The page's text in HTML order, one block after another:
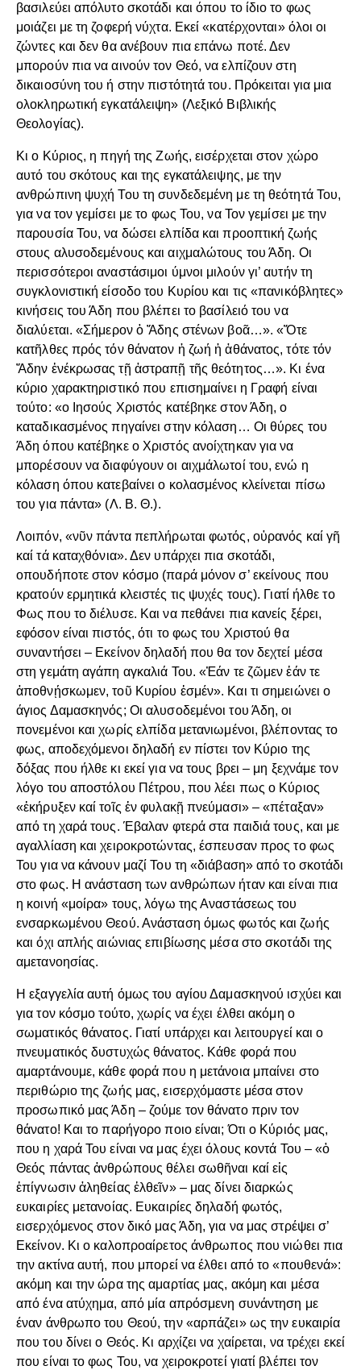
βασιλεύει απόλυτο σκοτάδι και όπου το ίδιο το φως
μοιάζει με τη ζοφερή νύχτα. Εκεί «κατέρχονται» όλοι οι
ζώντες και δεν θα ανέβουν πια επάνω ποτέ. Δεν
μπορούν πια να αινούν τον Θεό, να ελπίζουν στη
δικαιοσύνη του ή στην πιστότητά του. Πρόκειται για μια
ολοκληρωτική εγκατάλειψη» (Λεξικό Βιβλικής
Θεολογίας).
Κι ο Κύριος, η πηγή της Ζωής, εισέρχεται στον χώρο
αυτό του σκότους και της εγκατάλειψης, με την
ανθρώπινη ψυχή Του τη συνδεδεμένη με τη θεότητά Του,
για να τον γεμίσει με το φως Του, να Τον γεμίσει με την
παρουσία Του, να δώσει ελπίδα και προοπτική ζωής
στους αλυσοδεμένους και αιχμαλώτους του Άδη. Οι
περισσότεροι αναστάσιμοι ύμνοι μιλούν γι’ αυτήν τη
συγκλονιστική είσοδο του Κυρίου και τις «πανικόβλητες»
κινήσεις του Άδη που βλέπει το βασίλειό του να
διαλύεται. «Σήμερον ὁ Ἄδης στένων βοᾶ…». «Ὅτε
κατῆλθες πρός τόν θάνατον ἡ ζωή ἡ ἀθάνατος, τότε τόν
Ἄδην ἐνέκρωσας τῇ ἀστραπῇ τῆς θεότητος…». Κι ένα
κύριο χαρακτηριστικό που επισημαίνει η Γραφή είναι
τούτο: «ο Ιησούς Χριστός κατέβηκε στον Άδη, ο
καταδικασμένος πηγαίνει στην κόλαση… Οι θύρες του
Άδη όπου κατέβηκε ο Χριστός ανοίχτηκαν για να
μπορέσουν να διαφύγουν οι αιχμάλωτοί του, ενώ η
κόλαση όπου κατεβαίνει ο κολασμένος κλείνεται πίσω
του για πάντα» (Λ. Β. Θ.).
Λοιπόν, «νῦν πάντα πεπλήρωται φωτός, οὐρανός καί γῆ
καί τά καταχθόνια». Δεν υπάρχει πια σκοτάδι,
οπουδήποτε στον κόσμο (παρά μόνον σ’ εκείνους που
κρατούν ερμητικά κλειστές τις ψυχές τους). Γιατί ήλθε το
Φως που το διέλυσε. Και να πεθάνει πια κανείς ξέρει,
εφόσον είναι πιστός, ότι το φως του Χριστού θα
συναντήσει – Εκείνον δηλαδή που θα τον δεχτεί μέσα
στη γεμάτη αγάπη αγκαλιά Του. «Ἐάν τε ζῶμεν ἐάν τε
ἀποθνῄσκωμεν, τοῦ Κυρίου ἐσμέν». Και τι σημειώνει ο
άγιος Δαμασκηνός; Οι αλυσοδεμένοι του Άδη, οι
πονεμένοι και χωρίς ελπίδα μετανιωμένοι, βλέποντας το
φως, αποδεχόμενοι δηλαδή εν πίστει τον Κύριο της
δόξας που ήλθε κι εκεί για να τους βρει – μη ξεχνάμε τον
λόγο του αποστόλου Πέτρου, που λέει πως ο Κύριος
«ἐκήρυξεν καί τοῖς ἐν φυλακῇ πνεύμασι» – «πέταξαν»
από τη χαρά τους. Έβαλαν φτερά στα παιδιά τους, και με
αγαλλίαση και χειροκροτώντας, έσπευσαν προς το φως
Του για να κάνουν μαζί Του τη «διάβαση» από το σκοτάδι
στο φως. Η ανάσταση των ανθρώπων ήταν και είναι πια
η κοινή «μοίρα» τους, λόγω της Αναστάσεως του
ενσαρκωμένου Θεού. Ανάσταση όμως φωτός και ζωής
και όχι απλής αιώνιας επιβίωσης μέσα στο σκοτάδι της
αμετανοησίας.
Η εξαγγελία αυτή όμως του αγίου Δαμασκηνού ισχύει και
για τον κόσμο τούτο, χωρίς να έχει έλθει ακόμη ο
σωματικός θάνατος. Γιατί υπάρχει και λειτουργεί και ο
πνευματικός δυστυχώς θάνατος. Κάθε φορά που
αμαρτάνουμε, κάθε φορά που η μετάνοια μπαίνει στο
περιθώριο της ζωής μας, εισερχόμαστε μέσα στον
προσωπικό μας Άδη – ζούμε τον θάνατο πριν τον
θάνατο! Και το παρήγορο ποιο είναι; Ότι ο Κύριός μας,
που η χαρά Του είναι να μας έχει όλους κοντά Του – «ὁ
Θεός πάντας ἀνθρώπους θέλει σωθῆναι καί εἰς
ἐπίγνωσιν ἀληθείας ἐλθεῖν» – μας δίνει διαρκώς
ευκαιρίες μετανοίας. Ευκαιρίες δηλαδή φωτός,
εισερχόμενος στον δικό μας Άδη, για να μας στρέψει σ’
Εκείνον. Κι ο καλοπροαίρετος άνθρωπος που νιώθει πια
την ακτίνα αυτή, που μπορεί να έλθει από το «πουθενά»:
ακόμη και την ώρα της αμαρτίας μας, ακόμη και μέσα
από ένα ατύχημα, από μία απρόσμενη συνάντηση με
έναν άνθρωπο του Θεού, την «αρπάζει» ως την ευκαιρία
που του δίνει ο Θεός. Κι αρχίζει να χαίρεται, να τρέχει εκεί
που είναι το φως Του, να χειροκροτεί γιατί βλέπει τον